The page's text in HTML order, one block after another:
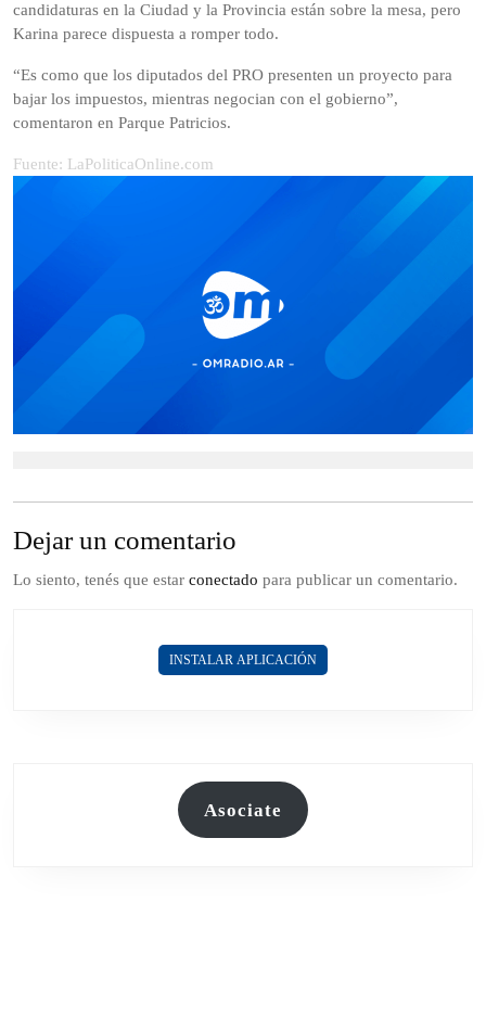
candidaturas en la Ciudad y la Provincia están sobre la mesa, pero
Karina parece dispuesta a romper todo.
“Es como que los diputados del PRO presenten un proyecto para
bajar los impuestos, mientras negocian con el gobierno”,
comentaron en Parque Patricios.
Fuente: LaPoliticaOnline.com
Dejar un comentario
Lo siento, tenés que estar conectado para publicar un comentario.
INSTALAR APLICACIÓN
Asociate